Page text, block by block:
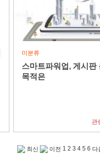
미분류
스마트파워업, 게시판
목적은
관
최신 이전 1 2 3 4 5 6 다